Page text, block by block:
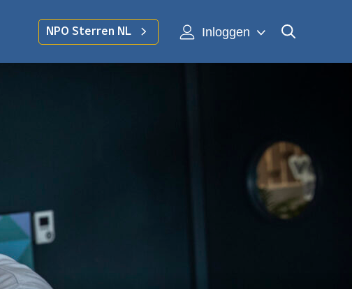
NPO Sterren NL Inloggen